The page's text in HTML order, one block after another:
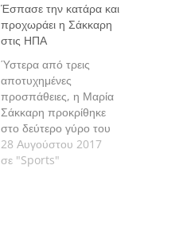
Έσπασε την κατάρα και
προχωράει η Σάκκαρη
στις ΗΠΑ
Ύστερα από τρεις
αποτυχημένες
προσπάθειες, η Μαρία
Σάκκαρη προκρίθηκε
στο δεύτερο γύρο του
USA Open τένις για
πρώτη φορά στην
28 Αυγούστου 2017
σε "Sports"